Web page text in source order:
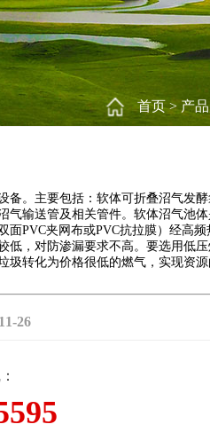
首页>产
备。主要包括：软体可折叠沼气发
气输送管及相关管件。软体沼气池
面PVC夹网布或PVC抗拉膜）经高
低，对防渗漏要求不高。要选用低
圾转化为价格很低的燃气，实现资源
26